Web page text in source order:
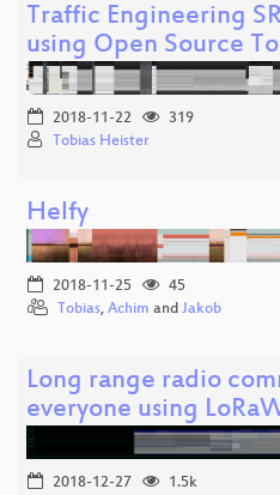
Traffic Engineering
using Open Source
2018-11-22
319
Tobias Heister
Helfy
2018-11-25
45
Tobias, Achim and Jakob
Long range radio
everyone using
2018-12-27
1.5k